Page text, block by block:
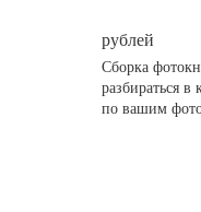
рублей
Сборка
разбираться
по вашим